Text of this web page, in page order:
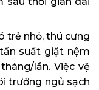
trẻ nhỏ, thú cưng
suất giặt nệm
lần. Việc vệ
trường ngủ sạch